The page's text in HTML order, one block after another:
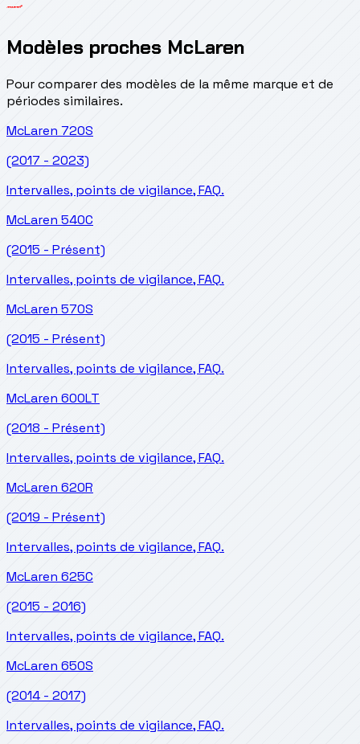
Modèles proches McLaren
Pour comparer des modèles de la même marque et de
périodes similaires.
McLaren 720S
(2017 - 2023)
Intervalles, points de vigilance, FAQ.
McLaren 540C
(2015 - Présent)
Intervalles, points de vigilance, FAQ.
McLaren 570S
(2015 - Présent)
Intervalles, points de vigilance, FAQ.
McLaren 600LT
(2018 - Présent)
Intervalles, points de vigilance, FAQ.
McLaren 620R
(2019 - Présent)
Intervalles, points de vigilance, FAQ.
McLaren 625C
(2015 - 2016)
Intervalles, points de vigilance, FAQ.
McLaren 650S
(2014 - 2017)
Intervalles, points de vigilance, FAQ.